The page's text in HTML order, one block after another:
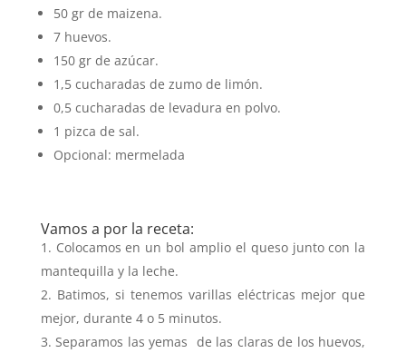
50 gr de maizena.
7 huevos.
150 gr de azúcar.
1,5 cucharadas de zumo de limón.
0,5 cucharadas de levadura en polvo.
1 pizca de sal.
Opcional: mermelada
Vamos a por la receta:
Colocamos en un bol amplio el queso junto con la
mantequilla y la leche.
Batimos, si tenemos varillas eléctricas mejor que
mejor, durante 4 o 5 minutos.
Separamos las yemas de las claras de los huevos,